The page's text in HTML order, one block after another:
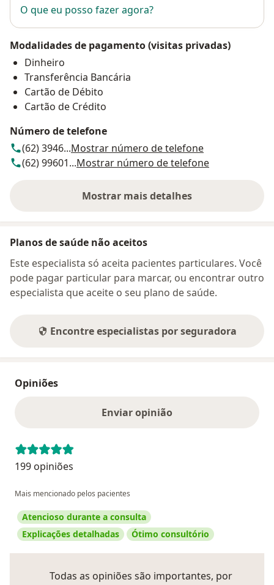
O que eu posso fazer agora?
Modalidades de pagamento (visitas privadas)
Dinheiro
Transferência Bancária
Cartão de Débito
Cartão de Crédito
Número de telefone
(62) 3946...Mostrar número de telefone
(62) 99601...Mostrar número de telefone
Mostrar mais detalhes
sobre o endereço
Planos de saúde não aceitos
Este especialista só aceita pacientes particulares. Você
pode pagar particular para marcar, ou encontrar outro
especialista que aceite o seu plano de saúde.
Encontre especialistas por seguradora
Opiniões
Enviar opinião
199 opiniões
Mais mencionado pelos pacientes
Atencioso durante a consulta
Explicações detalhadas
Ótimo consultório
Todas as opiniões são importantes, por